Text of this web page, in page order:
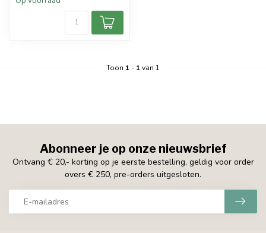
Toon 1- 1van 1
Abonneer je op onze nieuwsbrief
Ontvang € 20,- korting op je eerste bestelling, geldig voor order
overs € 250, pre-orders uitgesloten.